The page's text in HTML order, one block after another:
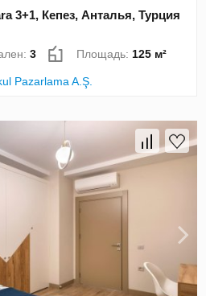
3+1, Кепез, Анталья, Турция
3 Площадь: 125 м²
Pazarlama A.Ş.